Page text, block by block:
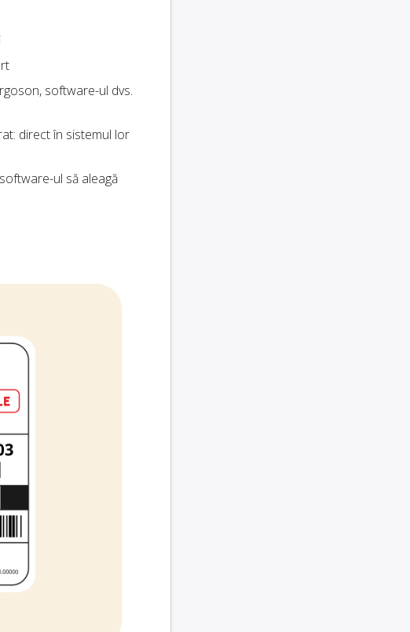
software-ul dvs.
direct în sistemul lor
ul să aleagă